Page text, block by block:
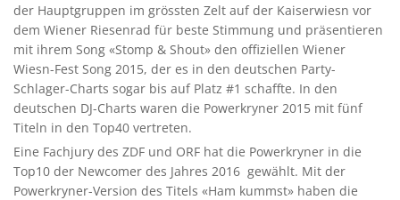
der Hauptgruppen im grössten Zelt auf der Kaiserwiesn vor
dem Wiener Riesenrad für beste Stimmung und präsentieren
mit ihrem Song «Stomp & Shout» den offiziellen Wiener
Wiesn-Fest Song 2015, der es in den deutschen Party-
Schlager-Charts sogar bis auf Platz #1 schaffte. In den
deutschen DJ-Charts waren die Powerkryner 2015 mit fünf
Titeln in den Top40 vertreten.
Eine Fachjury des ZDF und ORF hat die Powerkryner in die
Top10 der Newcomer des Jahres 2016 gewählt. Mit der
Powerkryner-Version des Titels «Ham kummst» haben die